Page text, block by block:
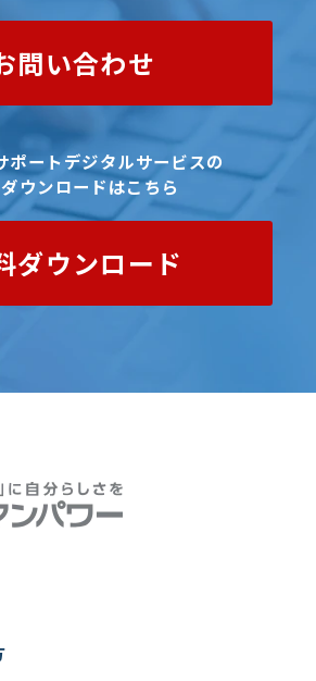
問い合わせ
ポートデジタルサービスの
ウンロードはこちら
ダウンロード